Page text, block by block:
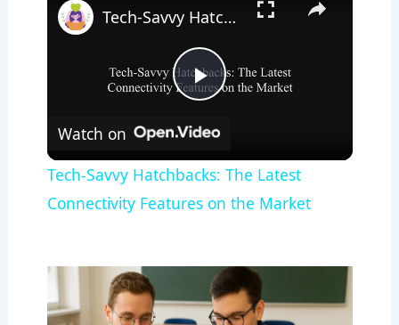
Play
Video
Tech-Savvy Hatchbacks: The Latest Connectivity Features on the Market
Watch on
Tech-Savvy Hatchbacks: The Latest
Connectivity Features on the Market